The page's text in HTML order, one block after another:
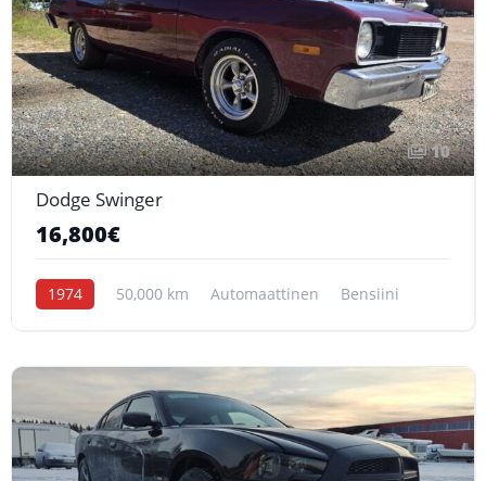
10
Dodge Swinger
16,800€
1974 50,000 km Automaattinen Bensiini